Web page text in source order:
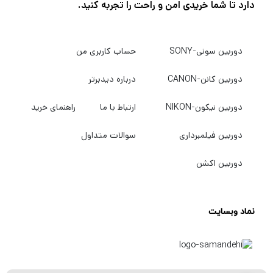
طراحی شده است، همچنین کنترل پنل بصری،
دهد. سازگاری با سه برنامه موبایلی که برای کاربران
سطوح مختلف طراحی شده اند، به شما امکان می
دارد تا شما خریدی امن و راحت را تجربه کنید.
دوربین سونی-SONY
دوربین کانن-CANON
دوربین نیکون-NIKON
دوربین فیلمبرداری
دوربین اکشن
حساب کاربری من
درباره دیدبرتر
ارتباط با ما راهنمای خرید
سوالات متداول
نماد وبسایت